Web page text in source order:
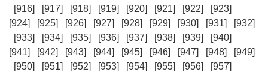
[916] [917] [918] [919] [920] [921] [922]
[923]
[924]
[925] [926] [927] [928] [929] [930] [931]
[932]
[933]
[934] [935] [936] [937] [938] [939]
[940]
[941]
[942] [943] [944] [945] [946] [947] [948]
[949]
[950]
[951] [952] [953] [954] [955] [956]
[957]